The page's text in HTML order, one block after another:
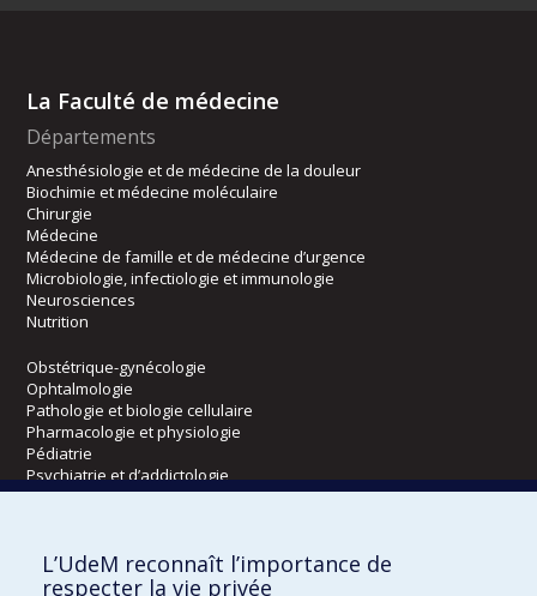
La Faculté de médecine
Départements
Anesthésiologie et de médecine de la douleur
Biochimie et médecine moléculaire
Chirurgie
Médecine
Médecine de famille et de médecine d’urgence
Microbiologie, infectiologie et immunologie
Neurosciences
Nutrition
Obstétrique-gynécologie
Ophtalmologie
Pathologie et biologie cellulaire
Pharmacologie et physiologie
Pédiatrie
Psychiatrie et d’addictologie
Radiologie, radio-oncologie et médecine nucléaire
Écoles
L’UdeM reconnaît l’importance de
respecter la vie privée